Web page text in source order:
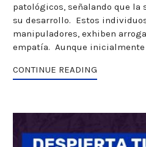
patológicos, señalando que la
su desarrollo. Estos
manipuladores, exhiben
empatía. Aunque
CONTINUE READING